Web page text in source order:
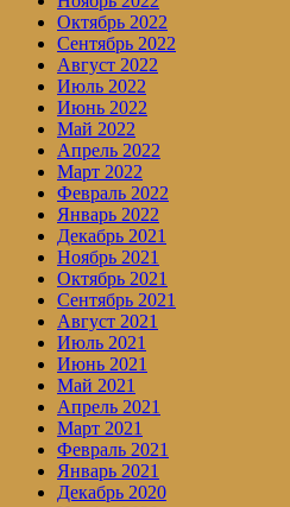
Октябрь 2022
Сентябрь 2022
Август 2022
Июль 2022
Июнь 2022
Май 2022
Апрель 2022
Март 2022
Февраль 2022
Январь 2022
Декабрь 2021
Ноябрь 2021
Октябрь 2021
Сентябрь 2021
Август 2021
Июль 2021
Июнь 2021
Май 2021
Апрель 2021
Март 2021
Февраль 2021
Январь 2021
Декабрь 2020